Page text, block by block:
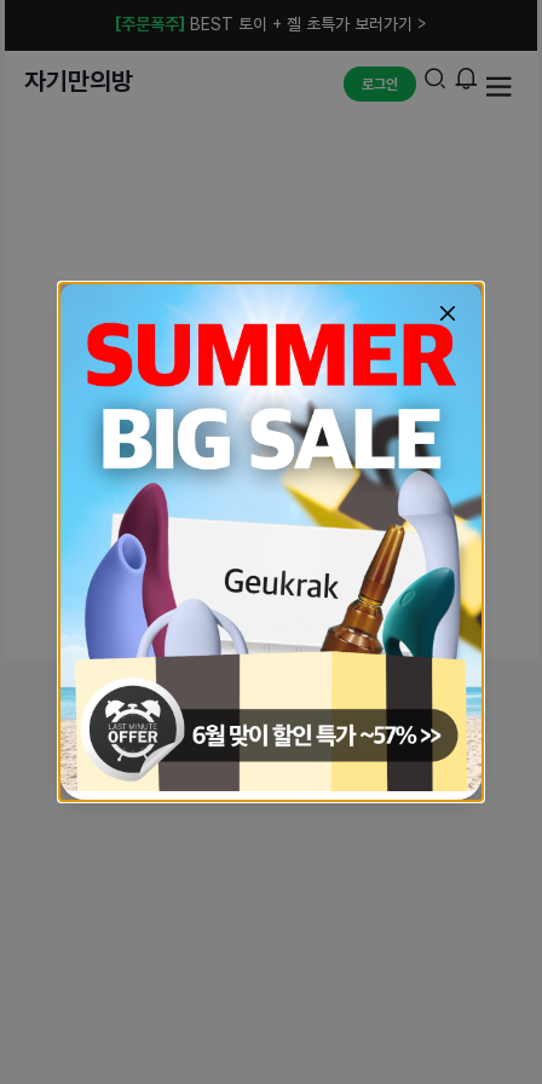
[주문폭주] BEST 토이 + 젤 초특가 보러가기 >
자기만의방 로그인
예상치 못한 에러입니다.